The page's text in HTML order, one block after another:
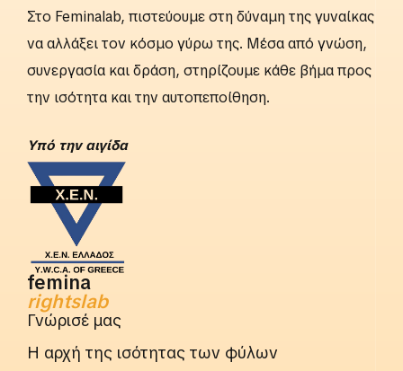
Στο Feminalab, πιστεύουμε στη δύναμη της γυναίκας
να αλλάξει τον κόσμο γύρω της. Μέσα από γνώση,
συνεργασία και δράση, στηρίζουμε κάθε βήμα προς
την ισότητα και την αυτοπεποίθηση.
Yπό την αιγίδα
femina
rightslab
Γνώρισέ μας
Η αρχή της ισότητας των φύλων